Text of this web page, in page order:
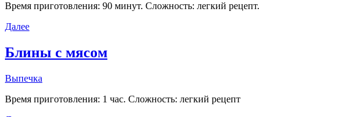
Время приготовления: 90 минут. Сложность: легкий рецепт.
Далее
Блины с мясом
Выпечка
Время приготовления: 1 час. Сложность: легкий рецепт